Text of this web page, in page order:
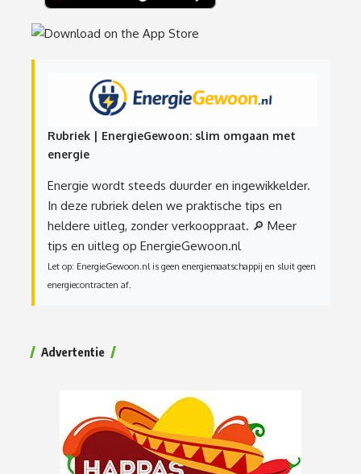
Rubriek | EnergieGewoon: slim omgaan met
energie
Energie wordt steeds duurder en ingewikkelder.
In deze rubriek delen we praktische tips en
heldere uitleg, zonder verkooppraat. 🔎 Meer
tips en uitleg op EnergieGewoon.nl
Let op: EnergieGewoon.nl is geen energiemaatschappij en sluit geen
energiecontracten af.
Advertentie